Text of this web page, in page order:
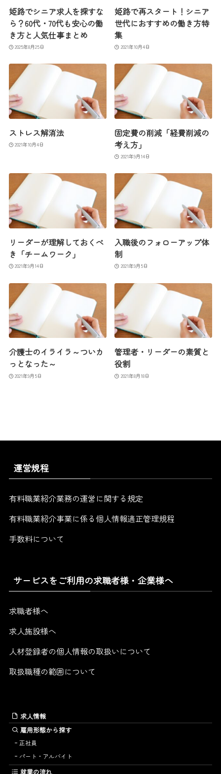
姫路でシニア求人を探すな
ら？60代・70代も安心の働
き方と人気仕事まとめ
2025年8月25日
姫路で再スタート！シニア
世代におすすめの働き方特
集
2021年10月4日
ストレス解消法
2021年10月4日
固定費の削減「経費削減の
考え方」
2021年9月14日
リーダーが理解しておくべ
き「チームワーク」
2021年9月14日
入職後のフォローアップ体
制
2021年9月5日
介護士のイライラ～ついカ
っとなった～
2021年9月5日
管理者・リーダーの素質と
役割
2021年8月18日
運営規程
有料職業紹介業務の運営に関する規定
有料職業紹介事業に係る個人情報適正管理規程
手数料について
サービスをご利用の求職者様・企業様へ
求職者様へ
求人施設様へ
人材登録者の個人情報の取扱いについて
取扱職種の範囲について
求人情報
雇用形態から探す
正社員
パート・アルバイト
就業の流れ